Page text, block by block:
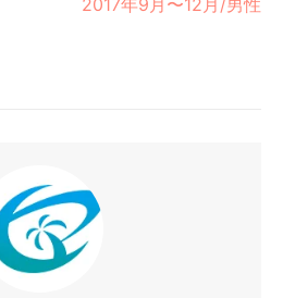
2017年9月〜12月/男性